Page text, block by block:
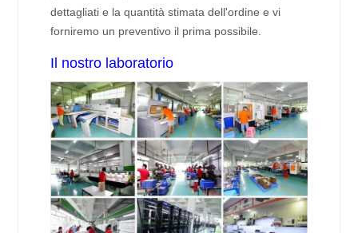
dettagliati e la quantità stimata dell'ordine e vi
forniremo un preventivo il prima possibile.
Il nostro laboratorio